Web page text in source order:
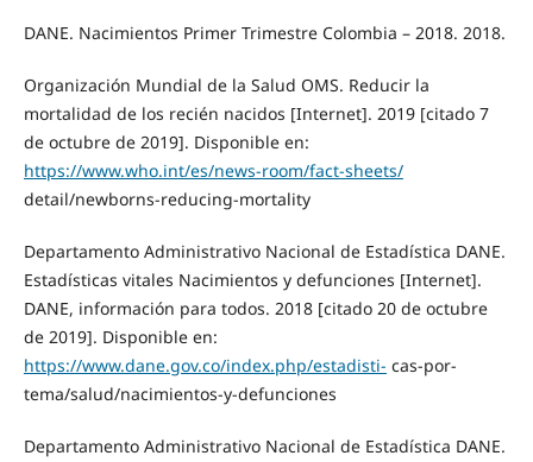
DANE. Nacimientos Primer Trimestre Colombia – 2018. 2018.
Organización Mundial de la Salud OMS. Reducir la
mortalidad de los recién nacidos [Internet]. 2019 [citado 7
de octubre de 2019]. Disponible en:
https://www.who.int/es/news-room/fact-sheets/
detail/newborns-reducing-mortality
Departamento Administrativo Nacional de Estadística DANE.
Estadísticas vitales Nacimientos y defunciones [Internet].
DANE, información para todos. 2018 [citado 20 de octubre
de 2019]. Disponible en:
https://www.dane.gov.co/index.php/estadisti- cas-por-
tema/salud/nacimientos-y-defunciones
Departamento Administrativo Nacional de Estadística DANE.